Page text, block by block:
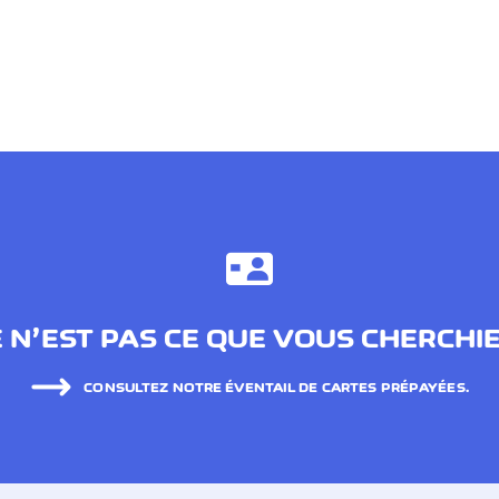
N’EST PAS CE QUE VOUS
CONSULTEZ NOTRE ÉVENTAIL DE CARTES PRÉPAYÉES.